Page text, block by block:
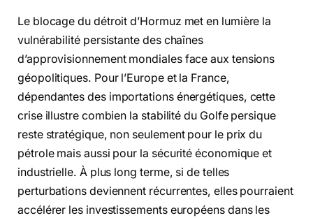
Le blocage du détroit d’Hormuz met en lumière la
vulnérabilité persistante des chaînes
d’approvisionnement mondiales face aux tensions
géopolitiques. Pour l’Europe et la France,
dépendantes des importations énergétiques, cette
crise illustre combien la stabilité du Golfe persique
reste stratégique, non seulement pour le prix du
pétrole mais aussi pour la sécurité économique et
industrielle. À plus long terme, si de telles
perturbations deviennent récurrentes, elles pourraient
accélérer les investissements européens dans les